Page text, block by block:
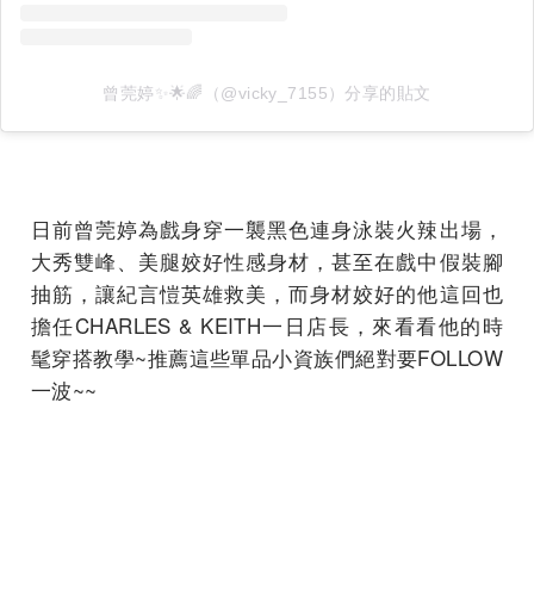
曾莞婷✨🌟🌈（@vicky_7155）分享的貼文
日前曾莞婷為戲身穿一襲黑色連身泳裝火辣出場，
大秀雙峰、美腿姣好性感身材，甚至在戲中假裝腳
抽筋，讓紀言愷英雄救美，而身材姣好的他這回也
擔任CHARLES & KEITH一日店長，來看看他的時
髦穿搭教學~推薦這些單品小資族們絕對要FOLLOW
一波~~